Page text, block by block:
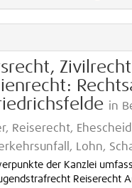
in
Reiserecht,
Lohn,
der Kanzlei
Reiserecht